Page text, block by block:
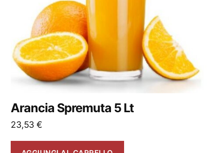
Arancia Spremuta 5 Lt
23,53 €